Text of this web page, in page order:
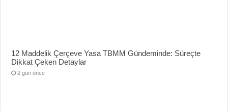
12 Maddelik Çerçeve Yasa TBMM Gündeminde: Süreçte
Dikkat Çeken Detaylar
2 gün önce